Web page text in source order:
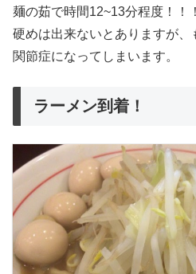
麺の茹で時間12~13分程度！！！
硬めは出来ないとありますが
関節症になってしまいます。
ラーメン到着！